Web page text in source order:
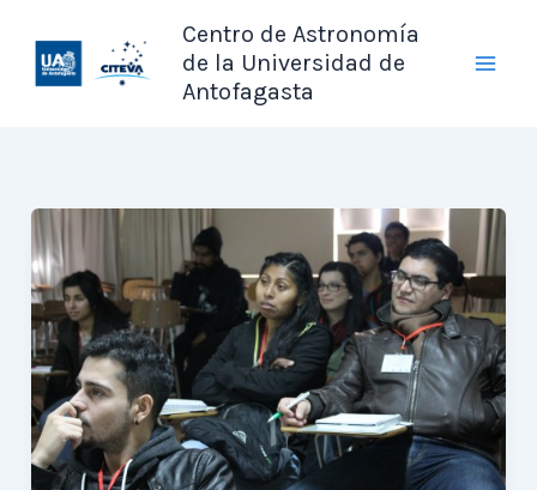
contenido
Centro de Astronomía
de la Universidad de
Antofagasta